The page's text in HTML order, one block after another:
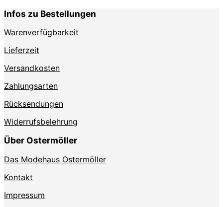
Infos zu Bestellungen
Warenverfügbarkeit
Lieferzeit
Versandkosten
Zahlungsarten
Rücksendungen
Widerrufsbelehrung
Über Ostermöller
Das Modehaus Ostermöller
Kontakt
Impressum